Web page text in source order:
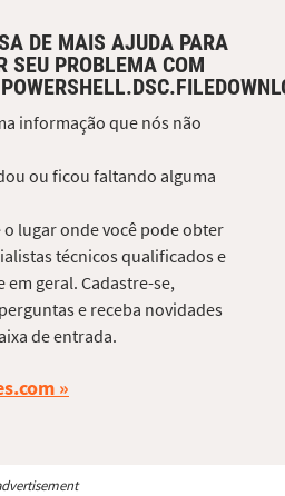
DE MAIS AJUDA PARA
SEU PROBLEMA COM
informação que nós não
ou ficou faltando alguma
o lugar onde você pode obter
técnicos qualificados e
em geral. Cadastre-se,
e receba novidades
de entrada.